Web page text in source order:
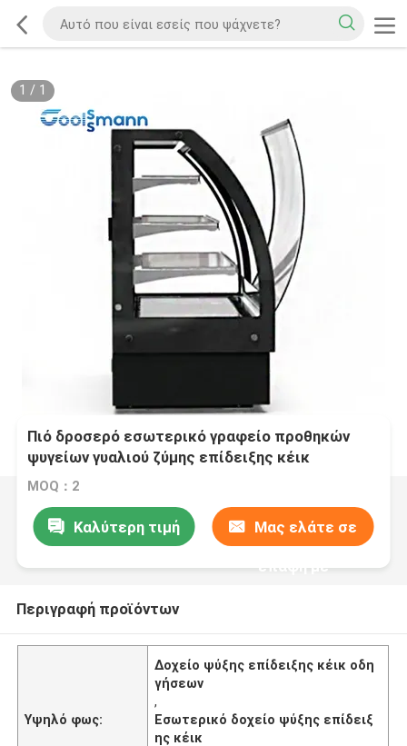
1 / 1
Πιό δροσερό εσωτερικό γραφείο προθηκών
ψυγείων γυαλιού ζύμης επίδειξης κέικ
οδηγήσεων
MOQ：2
Καλύτερη τιμή Μας ελάτε σε
επαφή με
Περιγραφή προϊόντων
Υψηλό φως:
Δοχείο ψύξης επίδειξης κέικ οδη
γήσεων
,
Εσωτερικό δοχείο ψύξης επίδειξ
ης κέικ